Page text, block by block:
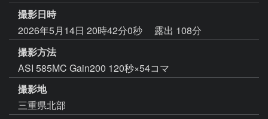
撮影日時
2026年5月14日 20時42分0秒
露出 108分
撮影方法
ASI 585MC Gain200 120秒×54コマ
撮影地
三重県北部